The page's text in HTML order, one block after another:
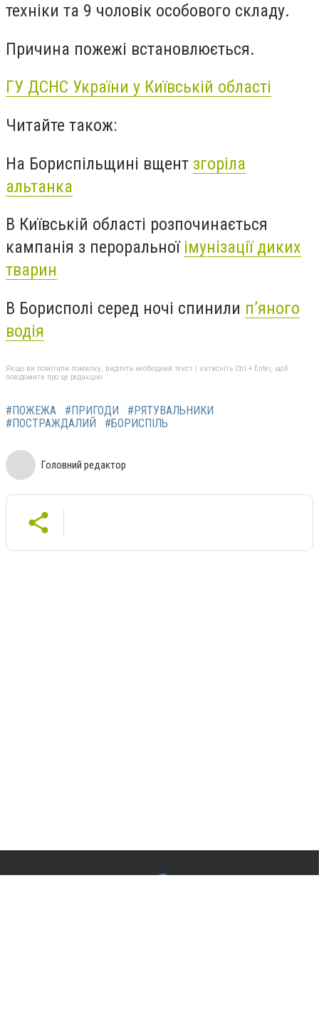
техніки та 9 чоловік особового складу.
Причина пожежі встановлюється.
ГУ ДСНС України у Київській області
Читайте також:
На Бориспільщині вщент згоріла
альтанка
В Київській області розпочинається
кампанія з пероральної імунізації диких
тварин
В Борисполі серед ночі спинили п’яного
водія
Якщо ви помітили помилку, виділіть необхідний текст і натисніть Ctrl + Enter, щоб
повідомити про це редакцію
#ПОЖЕЖА #ПРИГОДИ
#РЯТУВАЛЬНИКИ
#ПОСТРАЖДАЛИЙ
#БОРИСПІЛЬ
Головний редактор